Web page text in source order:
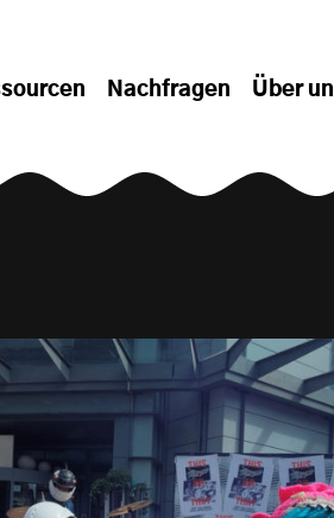
Nachfragen Über